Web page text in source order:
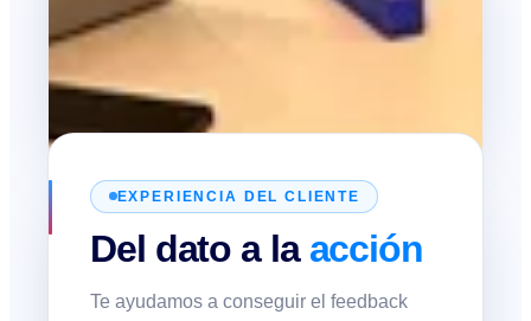
EXPERIENCIA DEL CLIENTE
Del dato a la acción
Te ayudamos a conseguir el feedback